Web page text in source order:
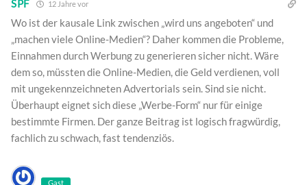
SPF 12 Jahre vor
Wo ist der kausale Link zwischen „wird uns angeboten“ und
„machen viele Online-Medien“? Daher kommen die Probleme,
Einnahmen durch Werbung zu generieren sicher nicht. Wäre
dem so, müssten die Online-Medien, die Geld verdienen, voll
mit ungekennzeichneten Advertorials sein. Sind sie nicht.
Überhaupt eignet sich diese „Werbe-Form“ nur für einige
bestimmte Firmen. Der ganze Beitrag ist logisch fragwürdig,
fachlich zu schwach, fast tendenziös.
Gast